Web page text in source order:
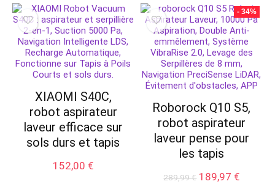
XIAOMI S40C,
robot aspirateur
laveur efficace sur
sols durs et tapis
152,00 €
- 34%
Roborock Q10 S5,
robot aspirateur
laveur pense pour
les tapis
289,99€ Le
189,97 €Le